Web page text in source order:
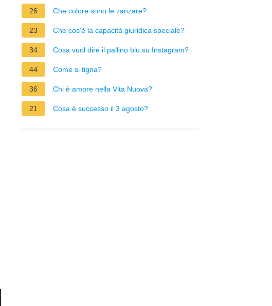
26 Che colore sono le zanzare?
23 Che cos'è la capacità giuridica speciale?
34 Cosa vuol dire il pallino blu su Instagram?
44 Come si tigna?
36 Chi è amore nella Vita Nuova?
21 Cosa è successo il 3 agosto?